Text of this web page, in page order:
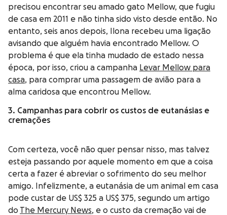
precisou encontrar seu amado gato Mellow, que fugiu
de casa em 2011 e não tinha sido visto desde então. No
entanto, seis anos depois, Ilona recebeu uma ligação
avisando que alguém havia encontrado Mellow. O
problema é que ela tinha mudado de estado nessa
época, por isso, criou a campanha Levar Mellow para
casa, para comprar uma passagem de avião para a
alma caridosa que encontrou Mellow.
3. Campanhas para cobrir os custos de eutanásias e
cremações
Com certeza, você não quer pensar nisso, mas talvez
esteja passando por aquele momento em que a coisa
certa a fazer é abreviar o sofrimento do seu melhor
amigo. Infelizmente, a eutanásia de um animal em casa
pode custar de US$ 325 a US$ 375, segundo um artigo
do The Mercury News, e o custo da cremação vai de